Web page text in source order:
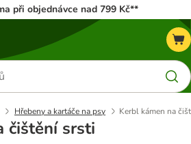
při objednávce nad 799 Kč**
Hřebeny a kartáče na psy Kerbl kámen na
čištění srsti